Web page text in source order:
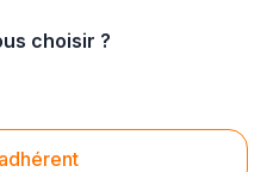
choisir ?
(45160)